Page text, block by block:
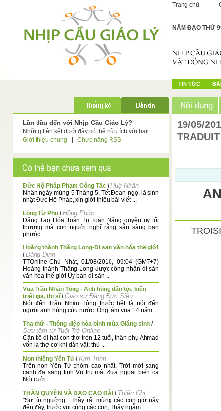
Trang chủ
NĂM ĐẠO THỨ
TIN TỨC
Lần đầu đến với Nhịp Cầu Giáo Lý?
Những liên kết dưới đây có thể hữu ích với bạn.
Giới thiệu chung
Chức năng RSS
Đức Hộ Pháp Phạm Công Tắc /Huệ Nhẫn
Nhân ngày mùng 5 Tháng 5, Tết Đoan ngọ, là sinh
nhật Đức Hộ Pháp, xin giới thiệu bài viết ...
Lòng Từ Phụ /Hồng Phúc
Đấng Tạo Hóa Toàn Tri Toàn Năng quyền uy tối
thượng mà con người nghĩ rằng sẵn sàng ban
phước ...
Hoàng thành Thăng Long-Di sản văn hóa thế giới
/Đăng Định
TTOnline-Chủ Nhật, 01/08/2010, 09:04 (GMT+7)
Hoàng thành Thăng Long được công nhận di sản
văn hóa thế giới Ủy ban di sản ...
Vua Trần Nhân Tông - Anh hùng dân tộc kiêm
triết gia, thi sĩ/Giáo sư Đặng Đức Siêu
Nói đến Trần Nhân Tông trước hết là nói đến
người anh hùng cứu nước. Ông làm vua 14 năm ...
Tha thứ - Thông điệp hòa bình mùa Giáng sinh /
Sưu tầm từ Tuổi Trẻ Online
Cận kề di hài con thơ tròn 12 tuổi, thân phụ Ahmad
vốn là thợ cơ khí dằn vặt: thù ...
Non thiêng Yên Tử /Kim Trinh
Trên non Yên Tử chòm cao nhất, Trời mới sang
canh đã sáng tinh Vũ trụ mắt đưa ngoài biển cả
Nói cười ...
THẦN QUYỀN VÀ ĐẠO CAO ĐÀI / Thiên Chi
"Sự tín ngưỡng : Thầy rất mừng các con giờ nầy
đến đây, trước vui cùng các con, Thầy ngẫm ...
Nội dung
19/05/